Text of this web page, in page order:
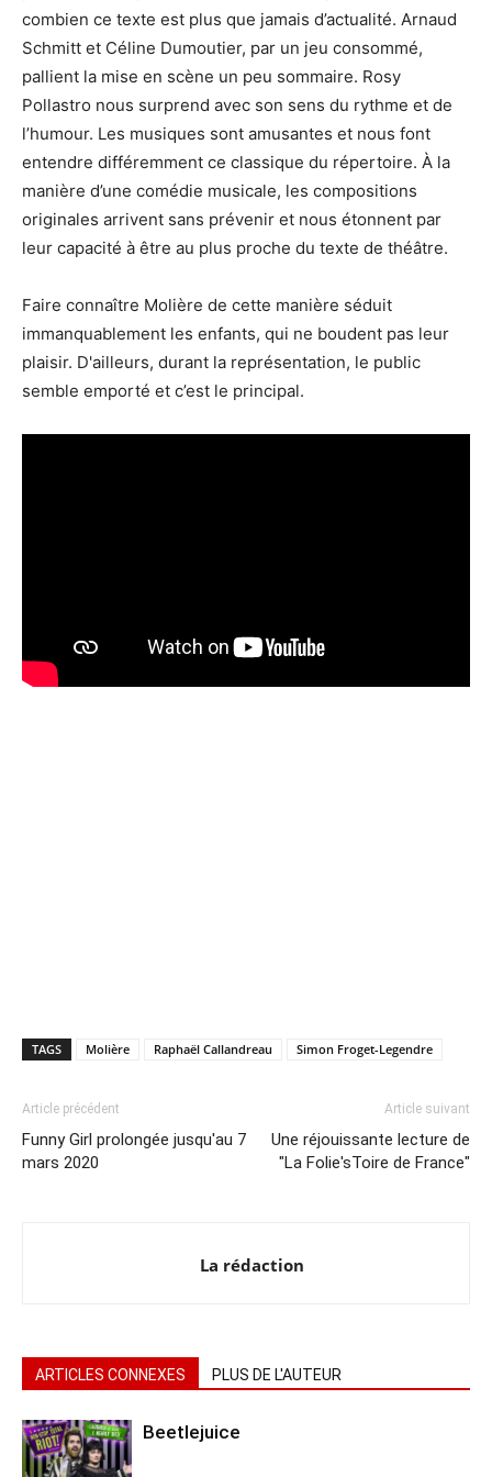
combien ce texte est plus que jamais d’actualité. Arnaud
Schmitt et Céline Dumoutier, par un jeu consommé,
pallient la mise en scène un peu sommaire. Rosy
Pollastro nous surprend avec son sens du rythme et de
l’humour. Les musiques sont amusantes et nous font
entendre différemment ce classique du répertoire. À la
manière d’une comédie musicale, les compositions
originales arrivent sans prévenir et nous étonnent par
leur capacité à être au plus proche du texte de théâtre.
Faire connaître Molière de cette manière séduit
immanquablement les enfants, qui ne boudent pas leur
plaisir. D'ailleurs, durant la représentation, le public
semble emporté et c’est le principal.
TAGS Molière Raphaël Callandreau Simon Froget-Legendre
Article précédent
Funny Girl prolongée jusqu'au 7
mars 2020
Article suivant
Une réjouissante lecture de
"La Folie'sToire de France"
La rédaction
ARTICLES CONNEXES PLUS DE L'AUTEUR
Beetlejuice